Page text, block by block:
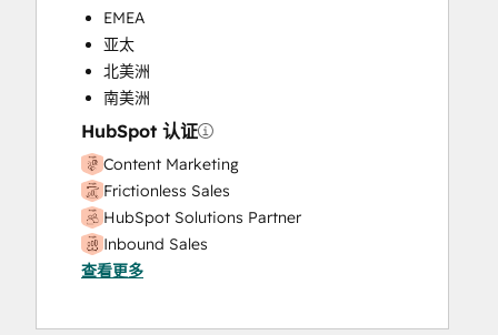
Paid Advertising
Programmable Automation
Public Relations
Sales and Marketing Alignment
Sales Coaching and Training
Sales Enablement
Search Engine Optimization
Social Media
Video Production
Website Design
Website Development
EMEA
亚太
北美洲
南美洲
HubSpot 认证
Content Marketing
Frictionless Sales
HubSpot Solutions Partner
Inbound Sales
SEO
Media
查看更多